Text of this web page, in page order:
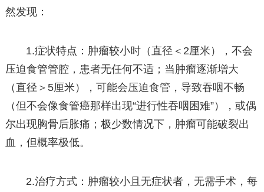
然发现：
1.症状特点：肿瘤较小时（直径＜2厘米），不会
压迫食管管腔，患者无任何不适；当肿瘤逐渐增大
（直径＞5厘米），可能会压迫食管，导致吞咽不畅
（但不会像食管癌那样出现“进行性吞咽困难”），或偶
尔出现胸骨后胀痛；极少数情况下，肿瘤可能破裂出
血，但概率极低。
2.治疗方式：肿瘤较小且无症状者，无需手术，每